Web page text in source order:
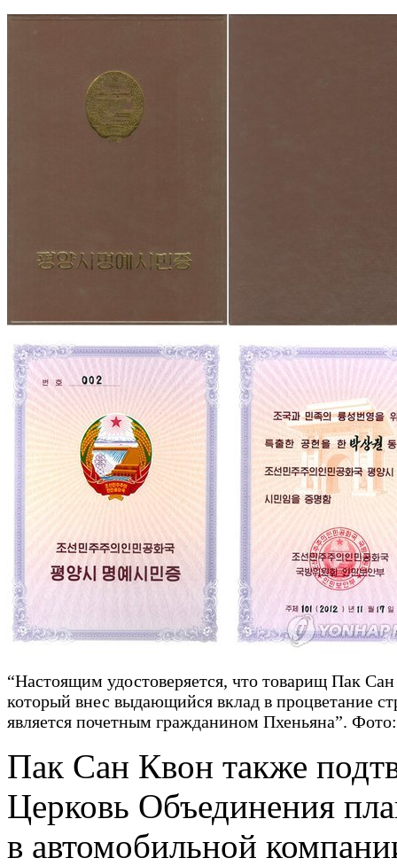
“Настоящим удостоверяется, что товарищ Пак
который внес выдающийся вклад в процветание
является почетным гражданином Пхеньяна”.
Пак Сан Квон также
Церковь Объединения
в автомобильной